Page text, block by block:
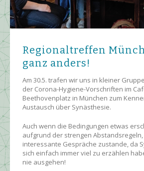
Regionaltreffen
ganz anders!
Am 30.5. trafen wir uns in kleiner
der Corona-Hygiene-Vorschriften im
Beethovenplatz in München zum
Austausch über Synästhesie.
Auch wenn die Bedingungen etwas
aufgrund der strengen
interessante Gespräche zustande, da
sich einfach immer viel zu erzählen
nie ausgehen!